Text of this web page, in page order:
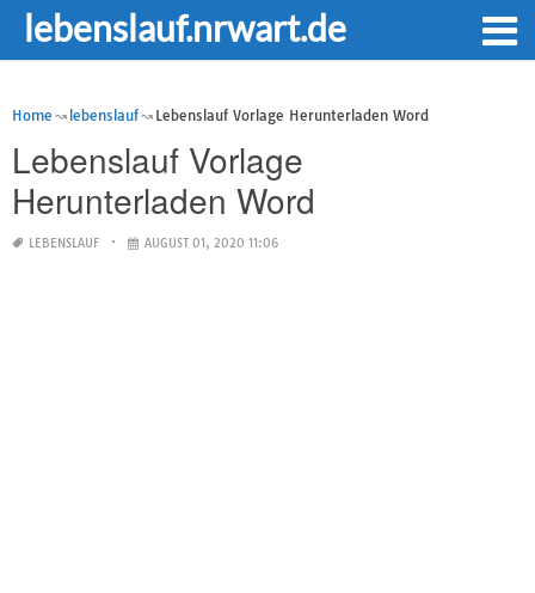
lebenslauf.nrwart.de
Home lebenslauf Lebenslauf Vorlage Herunterladen Word
Lebenslauf Vorlage
Herunterladen Word
LEBENSLAUF AUGUST 01, 2020 11:06